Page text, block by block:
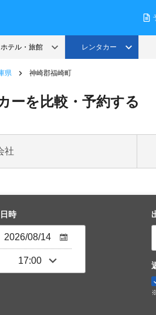
県 神崎郡福崎町
ーを比較・予約する
社
時